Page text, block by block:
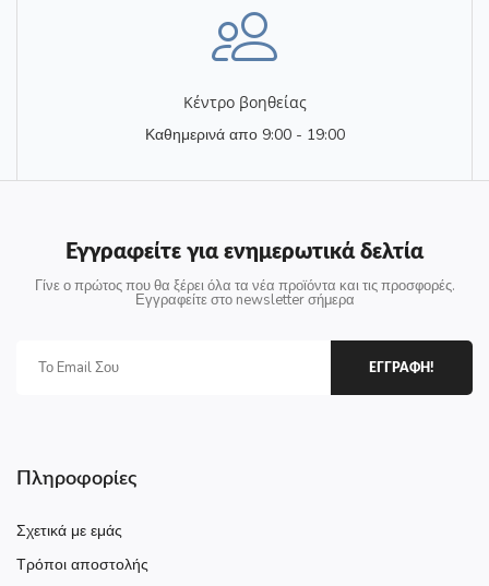
Κέντρο βοηθείας
Καθημερινά απο 9:00 - 19:00
Εγγραφείτε για ενημερωτικά δελτία
Γίνε ο πρώτος που θα ξέρει όλα τα νέα προϊόντα και τις προσφορές.
Εγγραφείτε στο newsletter σήμερα
ΕΓΓΡΑΦΗ!
Πληροφορίες
Σχετικά με εμάς
Τρόποι αποστολής